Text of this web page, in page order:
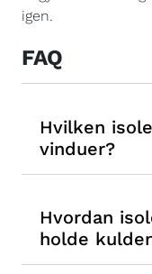
igen.
FAQ
Hvilken
vinduer?
Hvordan
holde